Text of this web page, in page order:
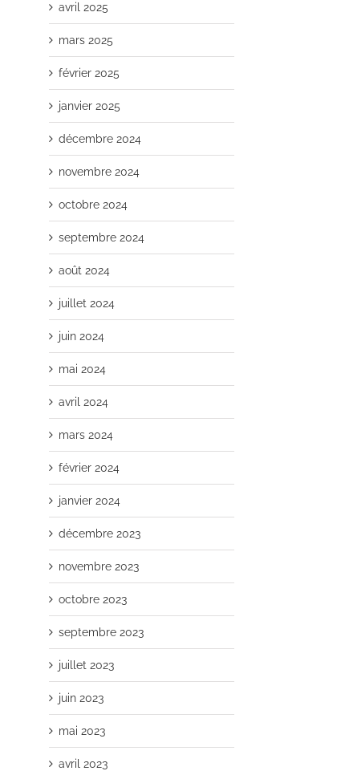
avril 2025
mars 2025
février 2025
janvier 2025
décembre 2024
novembre 2024
octobre 2024
septembre 2024
août 2024
juillet 2024
juin 2024
mai 2024
avril 2024
mars 2024
février 2024
janvier 2024
décembre 2023
novembre 2023
octobre 2023
septembre 2023
juillet 2023
juin 2023
mai 2023
avril 2023